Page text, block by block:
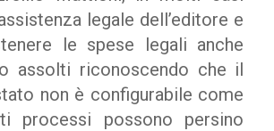
legale dell’editore e
le spese legali anche
assolti riconoscendo che il
non è configurabile come
processi possono persino